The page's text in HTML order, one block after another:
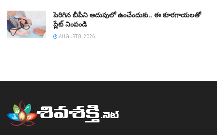
పెరిగిన బీపీని అదుపులో ఉంచేందుకు.. ఈ కూరగాయలతో
ప్లేట్‌ నింపండి
AUGUST 8, 2026